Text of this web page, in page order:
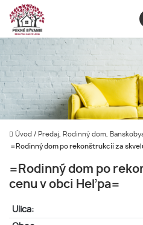
Úvod / Predaj, Rodinný dom,
=Rodinný dom po rekonštrukcii za
=Rodinný dom po
cenu v obci Heľpa=
Ulica: